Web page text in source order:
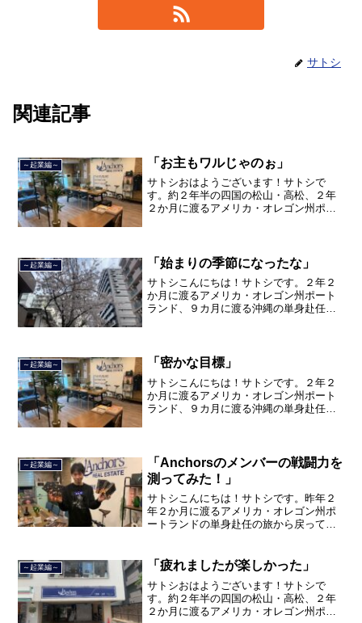
サトシ
関連記事
～起業編～ 「お主もワルじゃのぉ」
サトシおはようございます！サトシで
す。約２年半の四国の松山・高松、２年
２か月に渡るアメリカ・オレゴン州ポー
した。２０２１年３月９日よ...
～起業編～ 「始まりの季節になったな」
サトシこんにちは！サトシです。２年２
か月に渡るアメリカ・オレゴン州ポート
ランド、９カ月に渡る沖縄の単身赴任の
品川区南大井で不動産を主...
～起業編～ 「密かな目標」
サトシこんにちは！サトシです。２年２
か月に渡るアメリカ・オレゴン州ポート
ランド、９カ月に渡る沖縄の単身赴任の
品川区南大井で不動産を主...
～起業編～
「Anchorsのメンバーの戦闘力を
測ってみた！」
サトシこんにちは！サトシです。昨年２
年２か月に渡るアメリカ・オレゴン州ポ
ートランドの単身赴任の旅から戻ってき
で２３年間のサラリーマン人生を卒業
し、東京都品川区南大井で不...
～起業編～ 「疲れましたが楽しかった」
サトシおはようございます！サトシで
す。約２年半の四国の松山・高松、２年
２か月に渡るアメリカ・オレゴン州ポー